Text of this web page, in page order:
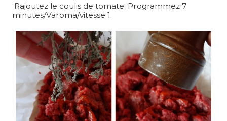
Rajoutez le coulis de tomate. Programmez 7
minutes/Varoma/vitesse 1.